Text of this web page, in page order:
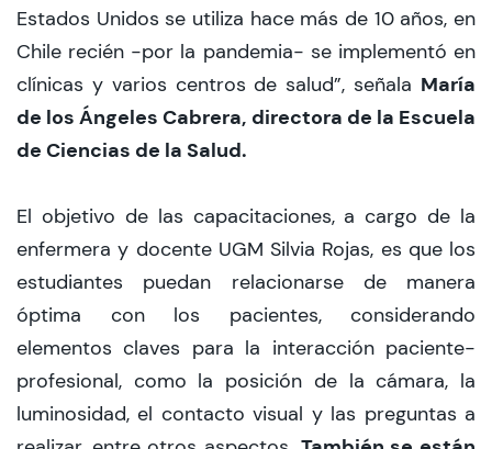
Estados Unidos se utiliza hace más de 10 años, en
Chile recién -por la pandemia- se implementó en
clínicas y varios centros de salud”, señala María
de los Ángeles Cabrera, directora de la Escuela
de Ciencias de la Salud.
El objetivo de las capacitaciones, a cargo de la
enfermera y docente UGM Silvia Rojas, es que los
estudiantes puedan relacionarse de manera
óptima con los pacientes, considerando
elementos claves para la interacción paciente-
profesional, como la posición de la cámara, la
luminosidad, el contacto visual y las preguntas a